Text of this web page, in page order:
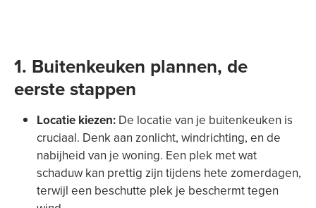
1. Buitenkeuken plannen, de
eerste stappen
Locatie kiezen: De locatie van je buitenkeuken is
cruciaal. Denk aan zonlicht, windrichting, en de
nabijheid van je woning. Een plek met wat
schaduw kan prettig zijn tijdens hete zomerdagen,
terwijl een beschutte plek je beschermt tegen